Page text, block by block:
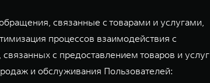
связанные с товарами и услугами,
процессов взаимодействия с
с предоставлением товаров и услуг
и обслуживания Пользователей: